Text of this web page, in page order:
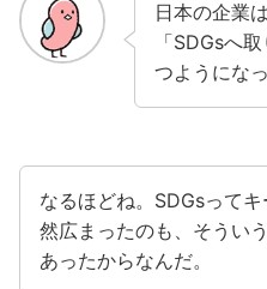
日本の企業
「SDGsへ
つようにな
なるほどね。SDGsって
然広まったのも、そうい
あったからなんだ。